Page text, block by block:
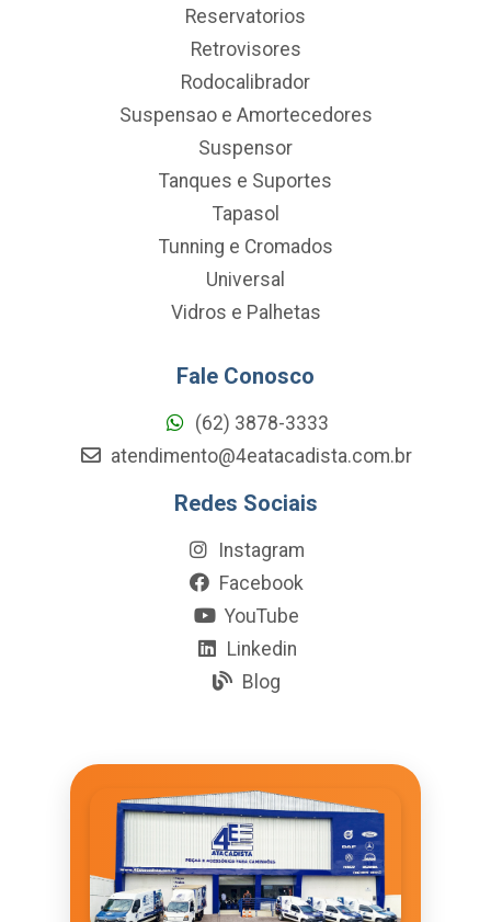
Reservatorios
Retrovisores
Rodocalibrador
Suspensao e Amortecedores
Suspensor
Tanques e Suportes
Tapasol
Tunning e Cromados
Universal
Vidros e Palhetas
Fale Conosco
(62) 3878-3333
atendimento@4eatacadista.com.br
Redes Sociais
Instagram
Facebook
YouTube
Linkedin
Blog